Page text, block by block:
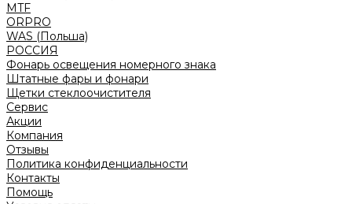
MTF
ORPRO
WAS (Польша)
РОССИЯ
Фонарь освещения номерного знака
Штатные фары и фонари
Щетки стеклоочистителя
Сервис
Акции
Компания
Отзывы
Политика конфиденциальности
Контакты
Помощь